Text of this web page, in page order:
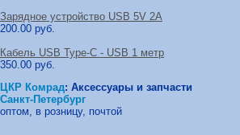
Зарядное устройство USB 5V 2A
200.00 руб.
Кабель USB Type-C - USB 1 метр
350.00 руб.
ЦКР Комрад: Аксессуары и запчасти
Санкт-Петербург
оптом, в розницу, почтой